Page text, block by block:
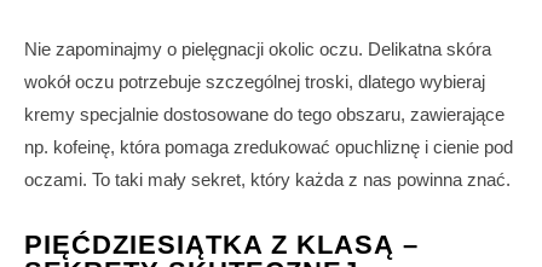
Nie zapominajmy o pielęgnacji okolic oczu. Delikatna skóra
wokół oczu potrzebuje szczególnej troski, dlatego wybieraj
kremy specjalnie dostosowane do tego obszaru, zawierające
np. kofeinę, która pomaga zredukować opuchliznę i cienie pod
oczami. To taki mały sekret, który każda z nas powinna znać.
PIĘĆDZIESIĄTKA Z KLASĄ –